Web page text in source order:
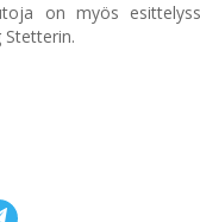
on myös
Stetterin.